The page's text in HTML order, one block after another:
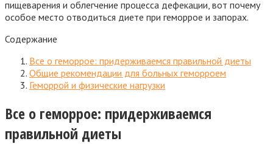
пищеварения и облегчение процесса дефекации, вот почему
особое место отводиться диете при геморрое и запорах.
Содержание
Все о геморрое: придерживаемся правильной диеты
Общие рекомендации для больных геморроем
Геморрой и физические нагрузки
Все о геморрое: придерживаемся
правильной диеты